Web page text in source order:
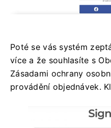
Poté se vás systém
více a že souhlasíte s
Zásadami ochrany
provádění objednávek.